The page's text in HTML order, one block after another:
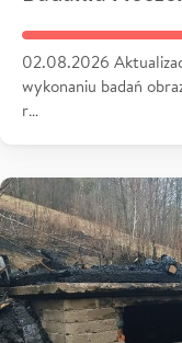
02.08.2026
wykonaniu badań
r…